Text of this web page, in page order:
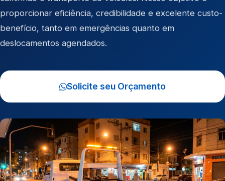
proporcionar eficiência, credibilidade e excelente custo-
benefício, tanto em emergências quanto em
deslocamentos agendados.
Solicite seu Orçamento